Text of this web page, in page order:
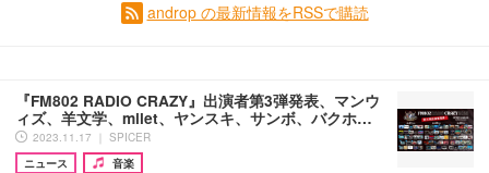
androp の最新情報をRSSで購読
『FM802 RADIO CRAZY』出演者第3弾発表、マンウ
ィズ、羊文学、milet、ヤンスキ、サンボ、バクホ…
2023.11.17 ｜ SPICER
ニュース
音楽